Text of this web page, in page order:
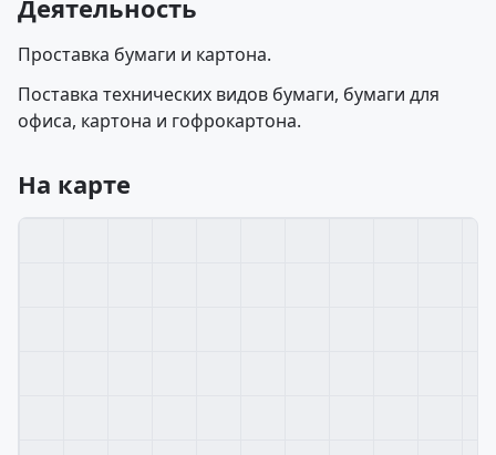
Деятельность
Проставка бумаги и картона.
Поставка технических видов бумаги, бумаги для
офиса, картона и гофрокартона.
На карте